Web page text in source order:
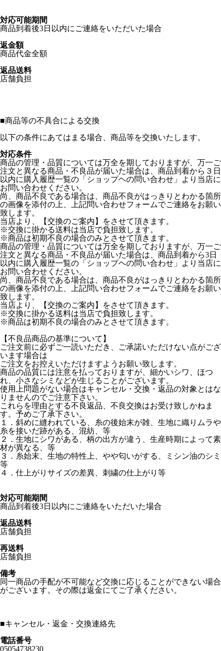
対応可能期間
商品到着後3日以内にご連絡をいただいた場合
返金額
商品代金全額
返品送料
店舗負担
■商品等の不具合による交換
以下の条件にあてはまる場合、商品等を交換いたします。
対応条件
商品の管理・品質については万全を期しておりますが、万一ご
注文と異なる商品・不良品が届いた場合は、商品到着から３日
以内に購入履歴一覧の「ショップヘの問い合わせ」より当店に
お問い合わせください。
尚、商品不良である場合は、商品不良がはっきりとわかる箇所
の画像を添付の上、上記問い合わせフォームでご連絡をお願い
致します。
当店より、【交換のご案内】をさせて頂きます。
※交換に掛かる送料は当店で負担致します。
※商品は初期不良の場合のみとさせて頂きます。
商品の管理・品質については万全を期しておりますが、万一ご
注文と異なる商品・不良品が届いた場合は、商品到着から3日
以内に購入履歴一覧の「ショップヘの問い合わせ」より当店に
お問い合わせください。
尚、商品不良である場合は、商品不良がはっきりとわかる箇所
の画像を添付の上、上記問い合わせフォームでご連絡をお願い
致します。
当店より、【交換のご案内】をさせて頂きます。
※交換に掛かる送料は当店で負担致します。
※商品は初期不良の場合のみとさせて頂きます。
【不良品商品の基準について】
ご注文前に必ずご一読いただき、ご承諾いただけない点がござ
います場合は
ご注文をお控えいただけますようお願い致します。
商品の品質には注意を払っておりますが、細かいシワ、ほつ
れ、小さなシミなどが生じることがございます。
使用上問題がない場合はキャンセル・交換・返品の対象とはな
りませんのでご注意下さい。
これらを理由とする不良返品、不良交換はお受け致しかねま
す。予めご了承下さい。
１．斜めに縫われている、糸の後始末が雑、生地に織りムラや
糸を接いだ跡がある、混紡、等
２．生地にシワがある、柄の出方が違う、生産時期によって素
材が異なる、等
３．糸始末、生地の特性上、やや匂いがする、ミシン油のシミ
等
４．仕上がりサイズの差異、刺繍の仕上がり等
対応可能期間
商品到着後3日以内にご連絡をいただいた場合
返品送料
店舗負担
再送料
店舗負担
備考
同一商品の手配が不可能など交換に応じることができない場合
がございます。その際は返金にてご了承ください。
■キャンセル・返金・交換連絡先
電話番号
05054738230